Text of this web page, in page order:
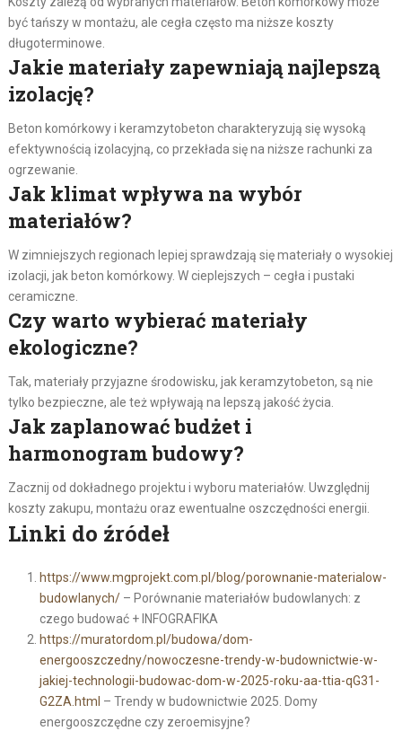
być tańszy w montażu, ale cegła często ma niższe koszty
długoterminowe.
Jakie materiały zapewniają najlepszą
izolację?
Beton komórkowy i keramzytobeton charakteryzują się wysoką
efektywnością izolacyjną, co przekłada się na niższe rachunki za
ogrzewanie.
Jak klimat wpływa na wybór
materiałów?
W zimniejszych regionach lepiej sprawdzają się materiały o wysokiej
izolacji, jak beton komórkowy. W cieplejszych – cegła i pustaki
ceramiczne.
Czy warto wybierać materiały
ekologiczne?
Tak, materiały przyjazne środowisku, jak keramzytobeton, są nie
tylko bezpieczne, ale też wpływają na lepszą jakość życia.
Jak zaplanować budżet i
harmonogram budowy?
Zacznij od dokładnego projektu i wyboru materiałów. Uwzględnij
koszty zakupu, montażu oraz ewentualne oszczędności energii.
Linki do źródeł
https://www.mgprojekt.com.pl/blog/porownanie-materialow-
budowlanych/– Porównanie materiałów budowlanych: z
czego budować + INFOGRAFIKA
https://muratordom.pl/budowa/dom-
energooszczedny/nowoczesne-trendy-w-budownictwie-w-
jakiej-technologii-budowac-dom-w-2025-roku-aa-ttia-qG31-
G2ZA.html – Trendy w budownictwie 2025. Domy
energooszczędne czy zeroemisyjne?